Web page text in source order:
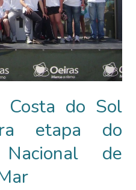
Costa do Sol
etapa do
Nacional de